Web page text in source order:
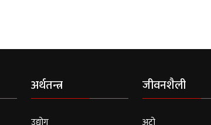
अर्थतन्त्र जीवनशैली